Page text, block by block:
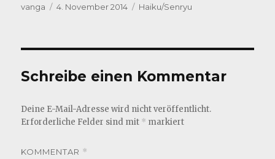
Autor
vanga
Veröffentlicht
4. November 2014 Kategorien
Haiku/Senryu
Schreibe einen Kommentar
Deine E-Mail-Adresse wird nicht veröffentlicht.
Erforderliche Felder sind mit * markiert
KOMMENTAR *